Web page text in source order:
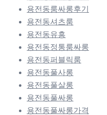
용전동룸싸롱후기
용전동셔츠룸
용전동유흥
용전동정통룸싸롱
용전동퍼블릭룸
용전동풀사롱
용전동풀살롱
용전동풀싸롱
용전동풀싸롱가격